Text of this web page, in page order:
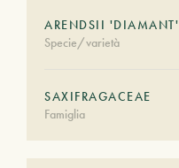
ARENDSII 'DIAMANT'
Specie/varietà
SAXIFRAGACEAE
Famiglia